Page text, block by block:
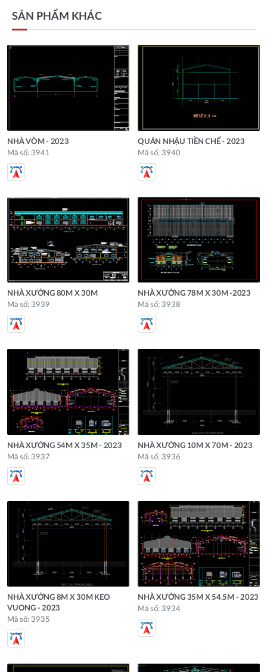
SẢN PHẨM KHÁC
NHÀ VÒM - 2023
Mã số: 3941
QUÁN NHẬU TIỀN CHẾ - 2023
Mã số: 3940
NHÀ XƯỞNG 80M X 30M
Mã số: 3939
NHÀ XƯỞNG 78M X 30M -2023
Mã số: 3938
NHÀ XƯỞNG 54M X 35M - 2023
Mã số: 3937
NHÀ XƯỞNG 10M X 70M - 2023
Mã số: 3936
NHÀ XƯỞNG 8M X 30M KEO
VUONG - 2023
Mã số: 3935
NHÀ XƯỞNG 35M X 54.5M - 2023
Mã số: 3934